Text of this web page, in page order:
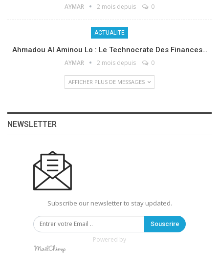
AYMAR 2 mois depuis 0
ACTUALITE
Ahmadou Al Aminou Lo : Le Technocrate Des Finances…
AYMAR 2 mois depuis 0
AFFICHER PLUS DE MESSAGES
NEWSLETTER
Subscribe our newsletter to stay updated.
Souscrire
Powered by